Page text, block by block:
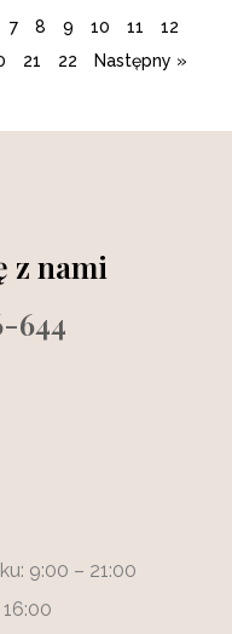
7 8 9 10 11
12
21 22 Następny »
z nami
644
9:00 – 21:00